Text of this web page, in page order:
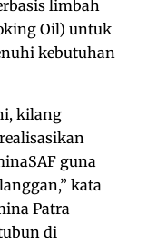
limbah
Oil) untuk
kebutuhan
kilang
guna
kata
Patra
di